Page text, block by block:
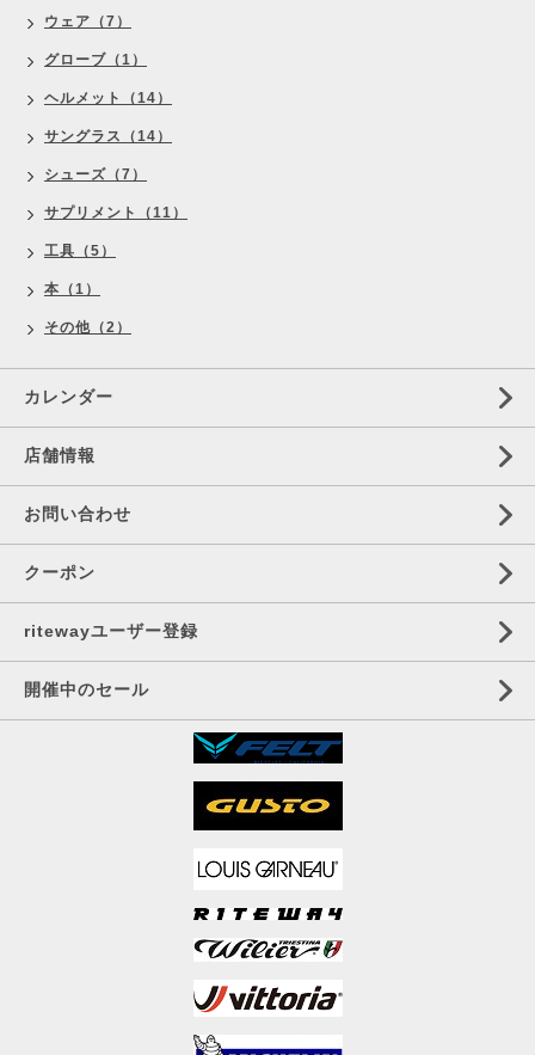
ウェア（7）
グローブ（1）
ヘルメット（14）
サングラス（14）
シューズ（7）
サプリメント（11）
工具（5）
本（1）
その他（2）
カレンダー
店舗情報
お問い合わせ
クーポン
ritewayユーザー登録
開催中のセール